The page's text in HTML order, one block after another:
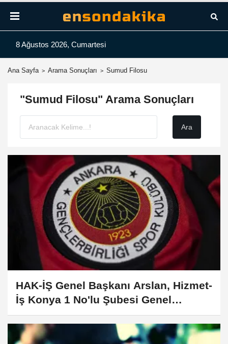
8 Ağustos 2026, Cumartesi
Ana Sayfa Arama Sonuçları Sumud Filosu
"Sumud Filosu" Arama Sonuçları
HAK-İŞ Genel Başkanı Arslan, Hizmet-
İş Konya 1 No'lu Şubesi Genel
Kurulu'nda konuştu